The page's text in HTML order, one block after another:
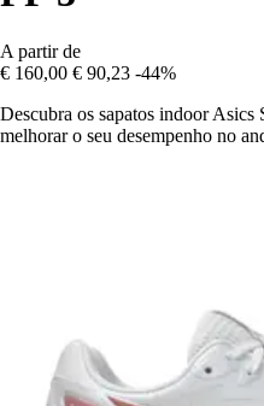
A partir de
€ 160,00 € 90,23 -44%
Descubra os sapatos indoor
melhorar o seu desempenho no